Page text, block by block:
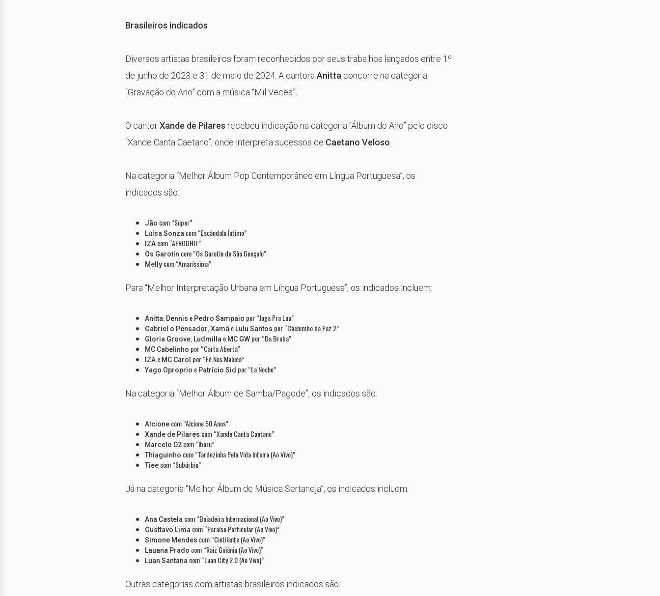
Brasileiros indicados
Diversos artistas brasileiros foram reconhecidos por seus trabalhos lançados entre 1º
de junho de 2023 e 31 de maio de 2024. A cantora Anitta concorre na categoria
“Gravação do Ano” com a música “Mil Veces”.
O cantorXande de Pilares recebeu indicação na categoria “Álbum do Ano” pelo disco
“Xande Canta Caetano”, onde interpreta sucessos de Caetano Veloso
Na categoria “Melhor Álbum Pop Contemporâneo em Língua Portuguesa”, os
indicados são:
Jão com “Super”
Luísa Sonza com “Escândalo Íntimo”
IZA com “AFRODHIT”
Os Garotin com “Os Garotin de São Gonçalo”
Melly com “Amaríssima”
Para “Melhor Interpretação Urbana em Língua Portuguesa”, os indicados incluem:
Anitta Dennis e Pedro Sampaio por “Joga Pra Lua”
Gabriel o Pensador Xamã e Lulu Santos por “Cachimbo da Paz 2”
Gloria Groove Ludmilla e MC GW por “Da Braba”
MC Cabelinho por “Carta Aberta”
IZA e MC Carol por “Fé Nas Maluca”
Yago Oproprio e Patrício Sid por “La Noche”
Na categoria “Melhor Álbum de Samba/Pagode”, os indicados são:
Alcione com “Alcione 50 Anos”
Xande de Pilares com “Xande Canta Caetano”
Marcelo D2 com “Iboru”
Thiaguinho com “Tardezinha Pela Vida Inteira (Ao Vivo)”
Tiee com “Subúrbio”
Já na categoria “Melhor Álbum de Música Sertaneja”, os indicados incluem:
Ana Castela com “Boiadeira Internacional (Ao Vivo)”
Gusttavo Lima com “Paraíso Particular (Ao Vivo)”
Simone Mendes com “Cintilante (Ao Vivo)”
Lauana Prado com “Raiz Goiânia (Ao Vivo)”
Luan Santana com “Luan City 2.0 (Ao Vivo)”
Outras categorias com artistas brasileiros indicados são: